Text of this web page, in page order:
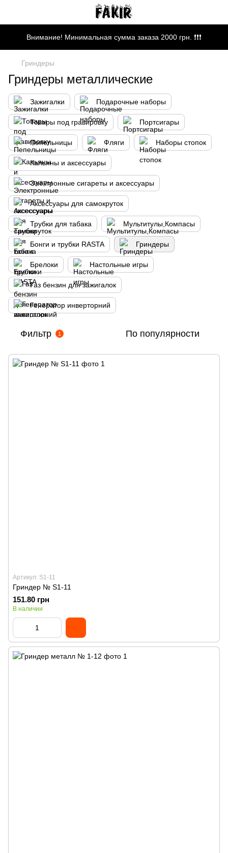
Внимание! Минимальная сумма заказа 2000 грн. ❗❗❗
Гриндеры
Гриндеры металлические
Зажигалки Подарочные наборы
Товары под гравировку Портсигары
Пепельницы Фляги Наборы стопок
Кальяны и аксессуары
Электронные сигареты и аксессуары
Аксессуары для самокруток
Трубки для табака Мультитулы,Компасы
Бонги и трубки RASTA Гриндеры
Брелоки Настольные игры
Газ бензин для зажигалок
Генератор инверторний
Фильтр 1 По популярности
Артикул: S1-11
Гриндер № S1-11
151.80 грн
В наличии